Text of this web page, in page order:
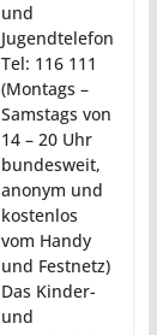
und
Jugendtelefon
Tel: 116 111
(Montags –
Samstags von
14 – 20 Uhr
bundesweit,
anonym und
kostenlos
vom Handy
und Festnetz)
Das Kinder-
und